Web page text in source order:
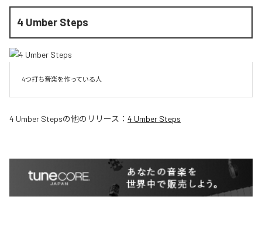
4 Umber Steps
4つ打ち音楽を作っている人
4 Umber Stepsの他のリリース： 4 Umber Steps